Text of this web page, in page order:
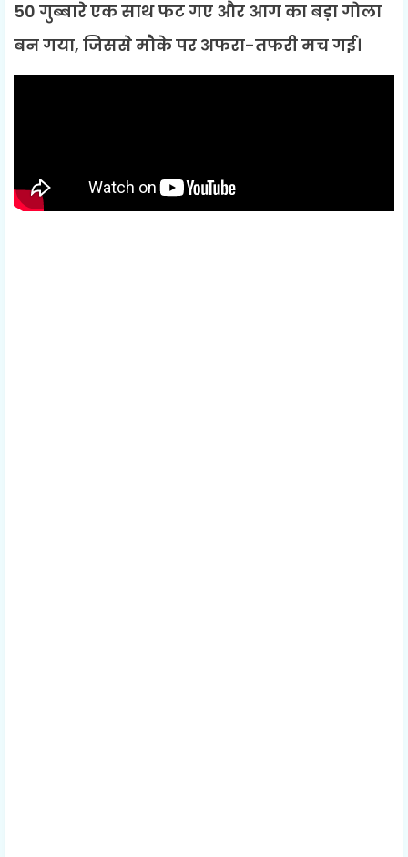
50 गुब्बारे एक साथ फट गए और आग का बड़ा गोला
बन गया, जिससे मौके पर अफरा-तफरी मच गई।